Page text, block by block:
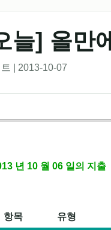
늘] 올만
| 2013-10-07
년 10 월 06 일의 지출
항목 유형